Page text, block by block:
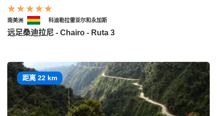
南美洲 科迪勒拉雷亚尔和永加斯
远足桑迪拉尼 - Chairo - Ruta 3
距离 22 km